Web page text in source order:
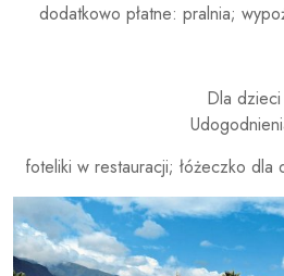
dodatkowo płatne: pralnia;
Dla dzieci
foteliki w restauracji; łóżeczko